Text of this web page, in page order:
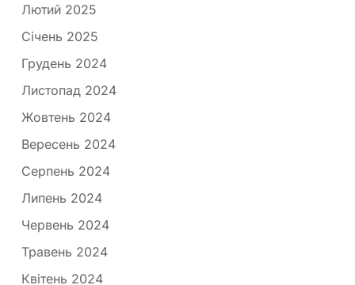
Лютий 2025
Січень 2025
Грудень 2024
Листопад 2024
Жовтень 2024
Вересень 2024
Серпень 2024
Липень 2024
Червень 2024
Травень 2024
Квітень 2024